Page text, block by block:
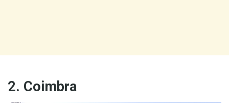
2. Coimbra